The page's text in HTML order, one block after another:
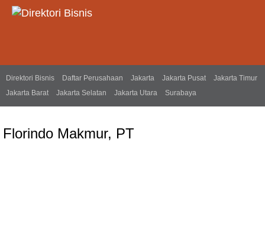
Direktori Bisnis Daftar Perusahaan Jakarta Jakarta Pusat
Jakarta Timur
Jakarta Barat
Jakarta Selatan Jakarta Utara Surabaya
Florindo Makmur, PT